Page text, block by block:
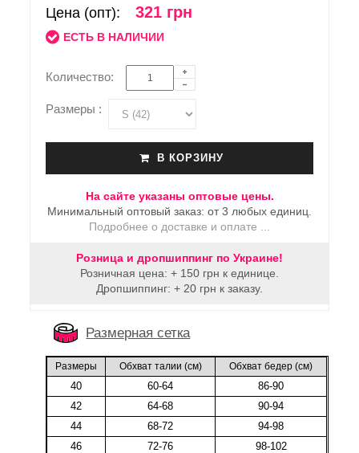
Цена (опт): 321 грн
ЕСТЬ В НАЛИЧИИ
Количество:
Размеры :
В КОРЗИНУ
На сайте указаны оптовые цены.
Минимальный оптовый заказ: от 3 любых единиц.
Подробнее о доставке и оплате ...
Розница и дропшиппинг по Украине!
Розничная цена: + 150 грн к единице.
Дропшиппинг: + 20 грн к заказу.
Размерная сетка
Размеры Обхват талии (cм) Обхват бедер (cм)
40 60-64
86-90
42
64-68
90-94
44
68-72
94-98
46
72-76
98-102